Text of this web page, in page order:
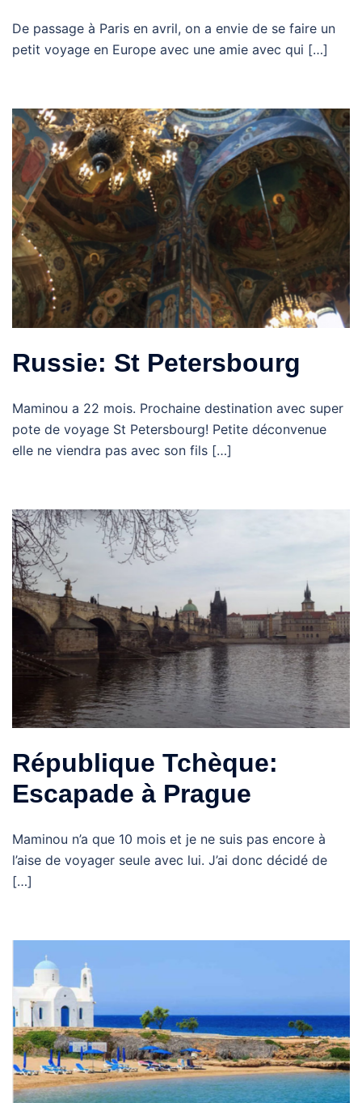
De passage à Paris en avril, on a envie de se faire un
petit voyage en Europe avec une amie avec qui […]
Russie: St Petersbourg
Maminou a 22 mois. Prochaine destination avec super
pote de voyage St Petersbourg! Petite déconvenue
elle ne viendra pas avec son fils […]
République Tchèque:
Escapade à Prague
Maminou n’a que 10 mois et je ne suis pas encore à
l’aise de voyager seule avec lui. J’ai donc décidé de
[…]